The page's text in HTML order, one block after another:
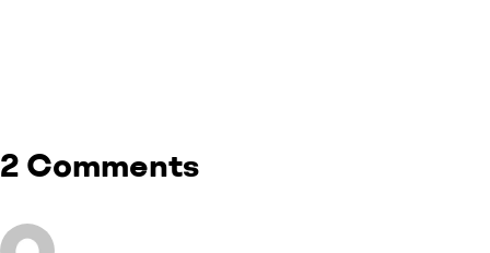
2 Comments